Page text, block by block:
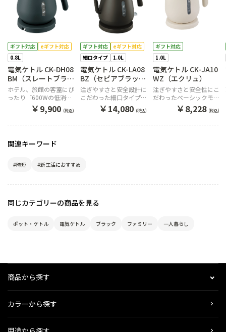
ギフト対応
eギフト対応
0.8L
電気ケトル CK-DH08
BM（スレートブラッ
ク）
ホテル、旅館の客室にぴ
ったり「600Wの低消費
￥9,900 (税込)
ギフト対応
eギフト対応
細口タイプ
1.0L
電気ケトル CK-LA08
BZ（セピアブラッ
ク）
注ぎやすさと安全設計に
こだわった細口タイプの
電気ケトル
￥14,080 (税込)
ギフト対応
1.0L
電気ケトル CK-JA10
WZ（エクリュ）
注ぎやすさと安全性にこ
だわったベーシックモデ
￥8,228 (税込)
関連キーワード
#時短 #新生活におすすめ
同じカテゴリーの商品を見る
ポット・ケトル 電気ケトル ブラック ファミリー 一人暮らし
商品から探す
カラーから探す